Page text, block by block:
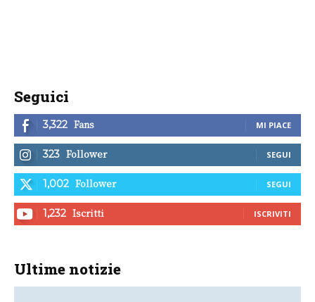
Seguici
3,322 Fans MI PIACE
323 Follower SEGUI
1,002 Follower SEGUI
1,232 Iscritti ISCRIVITI
Ultime notizie